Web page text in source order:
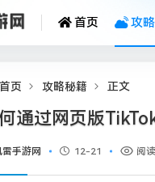
首页 攻
首页 攻略秘籍 正文
通过网页版
雷手游网 12-21 阅读